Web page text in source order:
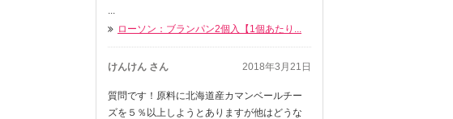
...
ローソン：ブランパン2個入【1個あたり...
2018年3月21日
けんけん さん
質問です！原料に北海道産カマンベールチー
ズを５％以上しようとありますが他はどうな